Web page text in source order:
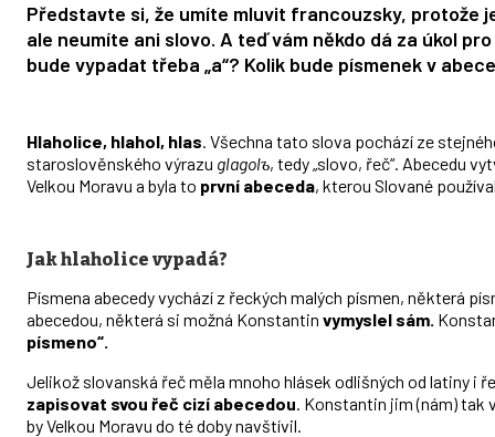
Představte si, že umíte mluvit francouzsky, protože
ale neumíte ani slovo. A teď vám někdo dá za úkol
bude vypadat třeba „a“? Kolik bude písmenek v
Hlaholice, hlahol, hlas . Všechna tato slova pochází ze
staroslověnského výrazu glagolъ, tedy „slovo, řeč“. Abecedu
Velkou Moravu a byla to první abeceda, kterou Slované
Jak hlaholice vypadá?
Písmena abecedy vychází z řeckých malých písmen, některá
abecedou, některá si možná Konstantin vymyslel sám.
písmeno“.
Jelikož slovanská řeč měla mnoho hlásek odlišných od latiny i
zapisovat svou řeč cizí abecedou . Konstantin jim (nám)
by Velkou Moravu do té doby navštívil.